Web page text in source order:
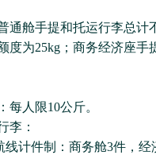
舱手提和托运行李总计
度为25kg；商务经济座手
人限10公斤。
：
件制：商务舱3件，经